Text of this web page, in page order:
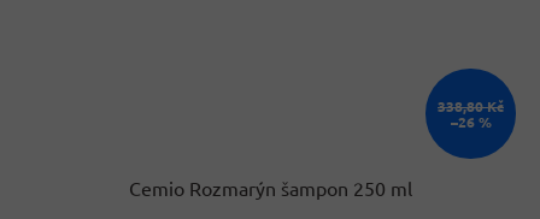
338,80 Kč
–26 %
Cemio Rozmarýn šampon 250 ml